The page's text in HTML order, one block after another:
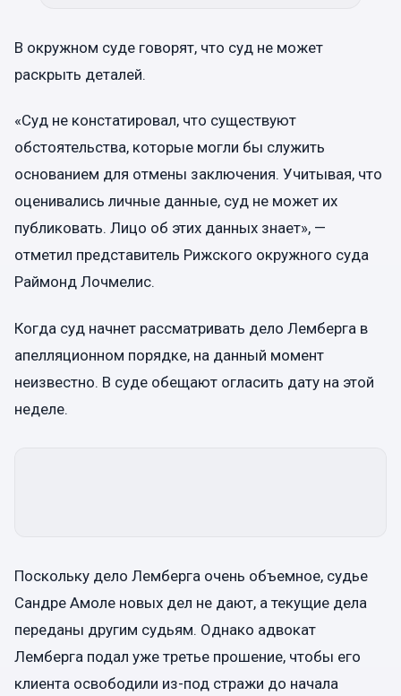
В окружном суде говорят, что суд не может
раскрыть деталей.
«Суд не констатировал, что существуют
обстоятельства, которые могли бы служить
основанием для отмены заключения. Учитывая, что
оценивались личные данные, суд не может их
публиковать. Лицо об этих данных знает», —
отметил представитель Рижского окружного суда
Раймонд Лочмелис.
Когда суд начнет рассматривать дело Лемберга в
апелляционном порядке, на данный момент
неизвестно. В суде обещают огласить дату на этой
неделе.
Поскольку дело Лемберга очень объемное, судье
Сандре Амоле новых дел не дают, а текущие дела
переданы другим судьям. Однако адвокат
Лемберга подал уже третье прошение, чтобы его
клиента освободили из-под стражи до начала